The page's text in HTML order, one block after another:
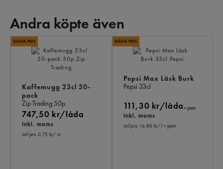
Andra köpte även
Kaffemugg 23cl 50-
pack
Zip Trading50p
747,50 kr/låda
Inkl. moms
Jmf.pris 0,75 kr/ st
Pepsi Max Läsk Burk
Pepsi 33cl
111,30 kr/låda+ pant
Inkl. moms
Jmf.pris 16,88 kr/ l + pant